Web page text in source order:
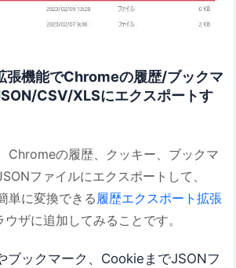
機能でChromeの履歴/ブックマ
CSV/XLSにエクスポートす
Chromeの履歴、クッキー、ブックマ
ファイルにエクスポートして、
単に変換できる履歴エクスポート拡張
ザに追加してみることです。
ブックマーク、CookieまでJSONフ